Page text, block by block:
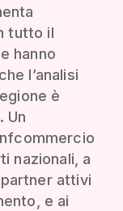
tutto il
hanno
l’analisi
è
Un
nazionali, a
attivi
e ai